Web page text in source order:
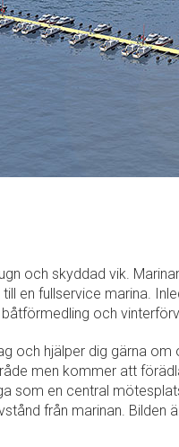
och skyddad vik.
en fullservice marina.
och
och hjälper dig gärna om
men kommer att
som en central
från marinan. Bilden